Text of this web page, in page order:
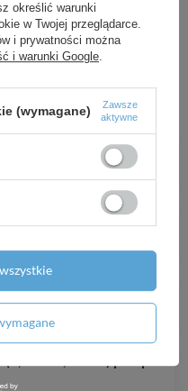
KAT00872
230 V) pompa zatapialna
750 L pionowy - IBO
V) Sterownik do 2
określić warunki
w Twojej przeglądarce.
i prywatności można
i warunki Google
(wymagane)
Zawsze
aktywne